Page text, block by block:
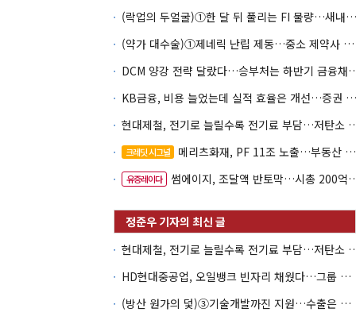
(락업의 두얼굴)①한 달 뒤 풀리는 FI 물량…새내기주 오버행 경계
(약가 대수술)①제네릭 난립 제동…중소 제약사 수익성 비상
DCM 양강 전략 달랐다
KB금융, 비용 늘었는데 실적 효율은 개선…증권 호황 효과
현대제철, 전기로 늘릴수록
크레딧 시그널 메리츠화재, PF 11조 노출…부동산 사업성 저하 우려
유증레이다 썸에이지, 조달액 반토막…시총 200억 못 넘으면 철회
현대제철, 전기로 늘릴수록
HD현대중공업, 오일뱅크 빈자리 채웠다…그룹 배당 핵심축 부상
(방산 원가의 덫)③기술개발까진 지원…수출은 각자도생